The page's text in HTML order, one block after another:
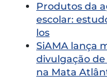
Produtos da
escolar:
los
SiAMA lança
divulgação
na Mata